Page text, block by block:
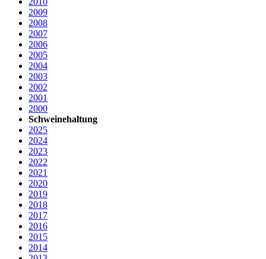
2009
2008
2007
2006
2005
2004
2003
2002
2001
2000
Schweinehaltung
2025
2024
2023
2022
2021
2020
2019
2018
2017
2016
2015
2014